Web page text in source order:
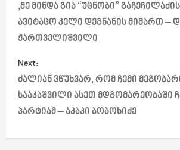
o
s
t
n
a
v
,მე მინდა გია “უცნობი”
ავიტაცო კელი დეგნანის მიმართ –
ქართველიშვილი
Next:
ძალიან ვწუხვარ, რომ ჩემი
სააკაშვილი ასეთ მდგომარეობაში
პარტიამ – აკაკი ბობოხიძე